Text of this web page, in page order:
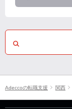
Adeccoの転職支援 関西